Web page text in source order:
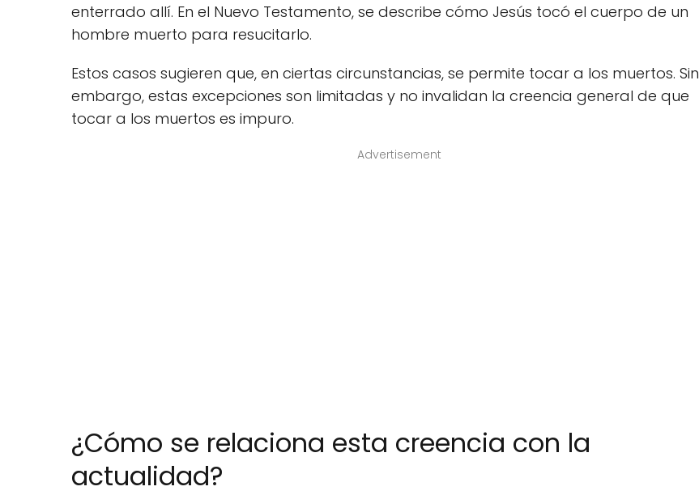
enterrado allí. En el Nuevo Testamento, se describe cómo Jesús tocó el cuerpo de un
hombre muerto para resucitarlo.
Estos casos sugieren que, en ciertas circunstancias, se permite tocar a los muertos. Sin
embargo, estas excepciones son limitadas y no invalidan la creencia general de que
tocar a los muertos es impuro.
Advertisement
¿Cómo se relaciona esta creencia con la
actualidad?